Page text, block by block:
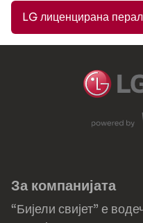
LG лиценцирана
За компанијата
“Бијели свијет” е